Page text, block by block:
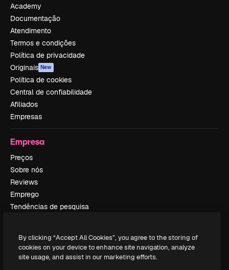
Academy
Documentação
Atendimento
Termos e condições
Política de privacidade
Originais New
Política de cookies
Central de confiabilidade
Afiliados
Empresas
Empresa
Preços
Sobre nós
Reviews
Emprego
Tendências de pesquisa
Slidesgo
Vender conteúdo
By clicking “Accept All Cookies”, you agree to the storing of
cookies on your device to enhance site navigation, analyze
site usage, and assist in our marketing efforts.